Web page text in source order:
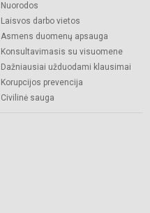
Nuorodos
Laisvos darbo vietos
Asmens duomenų apsauga
Konsultavimasis su visuomene
Dažniausiai užduodami klausimai
Korupcijos prevencija
Civilinė sauga